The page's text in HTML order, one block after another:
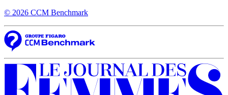
© 2026 CCM Benchmark